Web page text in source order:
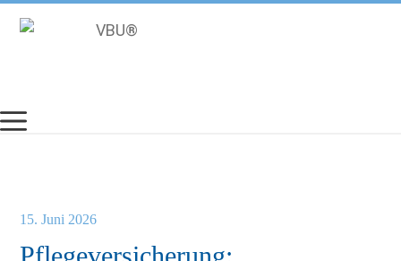
Inhalt
15. Juni 2026